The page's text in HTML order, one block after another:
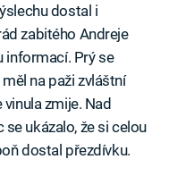
dostal i
zabitého Andreje
informací. Prý se
na paži zvláštní
zmije. Nad
ukázalo, že si celou
dostal přezdívku.